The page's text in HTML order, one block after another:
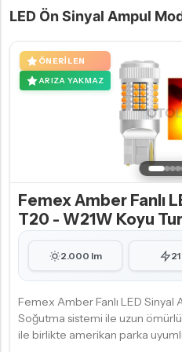
LED Ön Sinyal Ampul
ÖNERILEN
ARIZA YAKMAZ
Femex Amber Fanlı
T20 - W21W Koyu
2.000 lm
Femex Amber Fanlı LED Sinyal
Soğutma sistemi ile uzun
ile birlikte amerikan parka